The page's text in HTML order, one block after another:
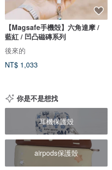
【Magsafe手機殻】六角達摩 /
藍紅 / 凹凸磁磚系列
後來的
NT$ 1,033
你是不是想找
耳機保護殼
airpods保護殼